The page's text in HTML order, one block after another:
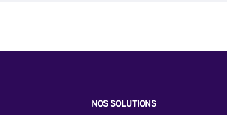
NOS SOLUTIONS